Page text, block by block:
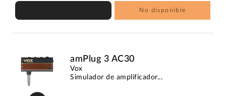
No disponible
amPlug 3 AC30
Vox
Simulador de amplificador...